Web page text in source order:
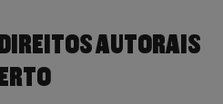
AUTORAIS